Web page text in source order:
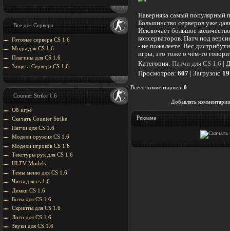
Все для Сервера
Готовые сервера CS 1.6
Моды для CS 1.6
Плагины для CS 1.6
Защита Cервера CS 1.6
Counter Strike 1.6
Об игре
Скачать Counter Strike
Патчи для CS 1.6
Модели оружия CS 1.6
Модели игроков CS 1.6
Текстуры рук для CS 1.6
HLTV Models
Темы меню для CS 1.6
Читы для cs 1.6
Демки CS 1.6
Боты для CS 1.6
Скрипты для CS 1.6
Лого для CS 1.6
Звуки для CS 1.6
Наверняка самый популярный
Большинство серверов уже
Исключает большое
консерваторов. Патч под
- не пожалеете. Вес
игры, это тоже о чём-то
Категория: Патчи для CS 1.6 |
Просмотров: 607| Загрузок:
Всего комментариев: 0
Добавлять
Реклама